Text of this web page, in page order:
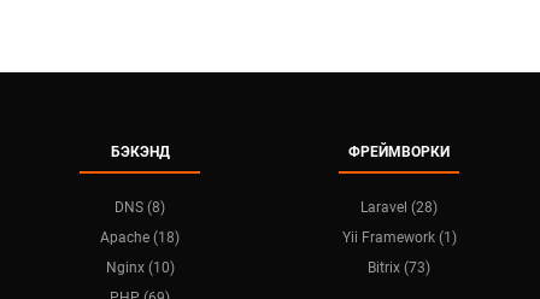
БЭКЭНД
DNS (8)
Apache (18)
Nginx (10)
ФРЕЙМВОРКИ
Laravel (28)
Yii Framework (1)
Bitrix (73)